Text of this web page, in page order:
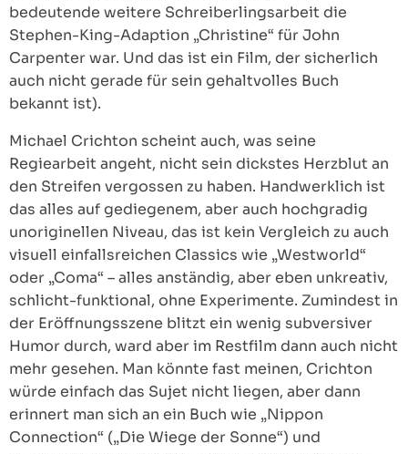
bedeutende weitere Schreiberlingsarbeit die
Stephen-King-Adaption „Christine“ für John
Carpenter war. Und das ist ein Film, der sicherlich
auch nicht gerade für sein gehaltvolles Buch
bekannt ist).
Michael Crichton scheint auch, was seine
Regiearbeit angeht, nicht sein dickstes Herzblut an
den Streifen vergossen zu haben. Handwerklich ist
das alles auf gediegenem, aber auch hochgradig
unoriginellen Niveau, das ist kein Vergleich zu auch
visuell einfallsreichen Classics wie „Westworld“
oder „Coma“ – alles anständig, aber eben unkreativ,
schlicht-funktional, ohne Experimente. Zumindest in
der Eröffnungsszene blitzt ein wenig subversiver
Humor durch, ward aber im Restfilm dann auch nicht
mehr gesehen. Man könnte fast meinen, Crichton
würde einfach das Sujet nicht liegen, aber dann
erinnert man sich an ein Buch wie „Nippon
Connection“ („Die Wiege der Sonne“) und